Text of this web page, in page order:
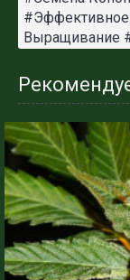
Выращивание